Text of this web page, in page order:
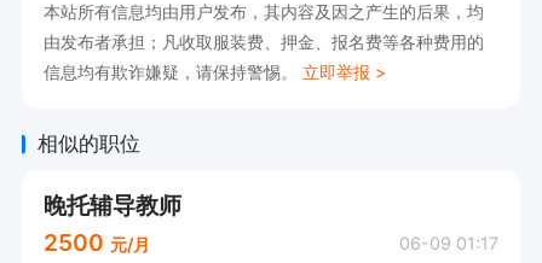
本站所有信息均由用户发布，其内容及因之产生的后果，均
由发布者承担；凡收取服装费、押金、报名费等各种费用的
信息均有欺诈嫌疑，请保持警惕。 立即举报 >
相似的职位
晚托辅导教师
2500 元/月 06-09 01:17